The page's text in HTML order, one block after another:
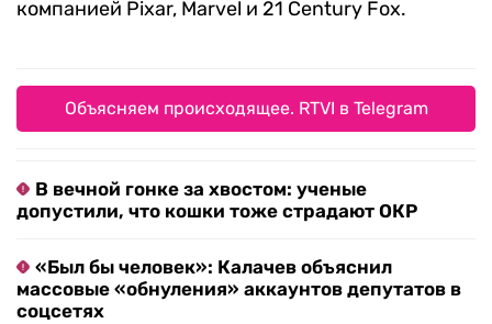
компанией Pixar, Marvel и 21 Century Fox.
Объясняем происходящее. RTVI в Telegram
В вечной гонке за хвостом: ученые
допустили, что кошки тоже страдают ОКР
«Был бы человек»: Калачев объяснил
массовые «обнуления» аккаунтов депутатов в
соцсетях